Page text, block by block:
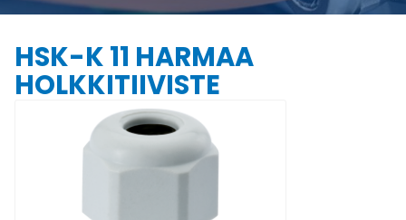
HSK-K 11 HARMAA
HOLKKITIIVISTE